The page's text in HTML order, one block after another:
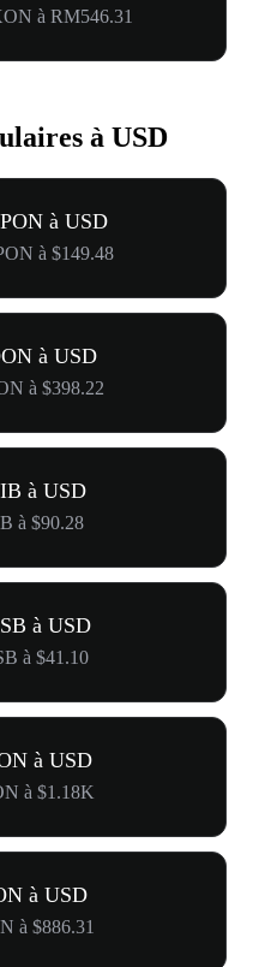
à RM546.31
à USD
à USD
à $149.48
à USD
à $398.22
à USD
à $90.28
à USD
à $41.10
à USD
à $1.18K
à USD
à $886.31